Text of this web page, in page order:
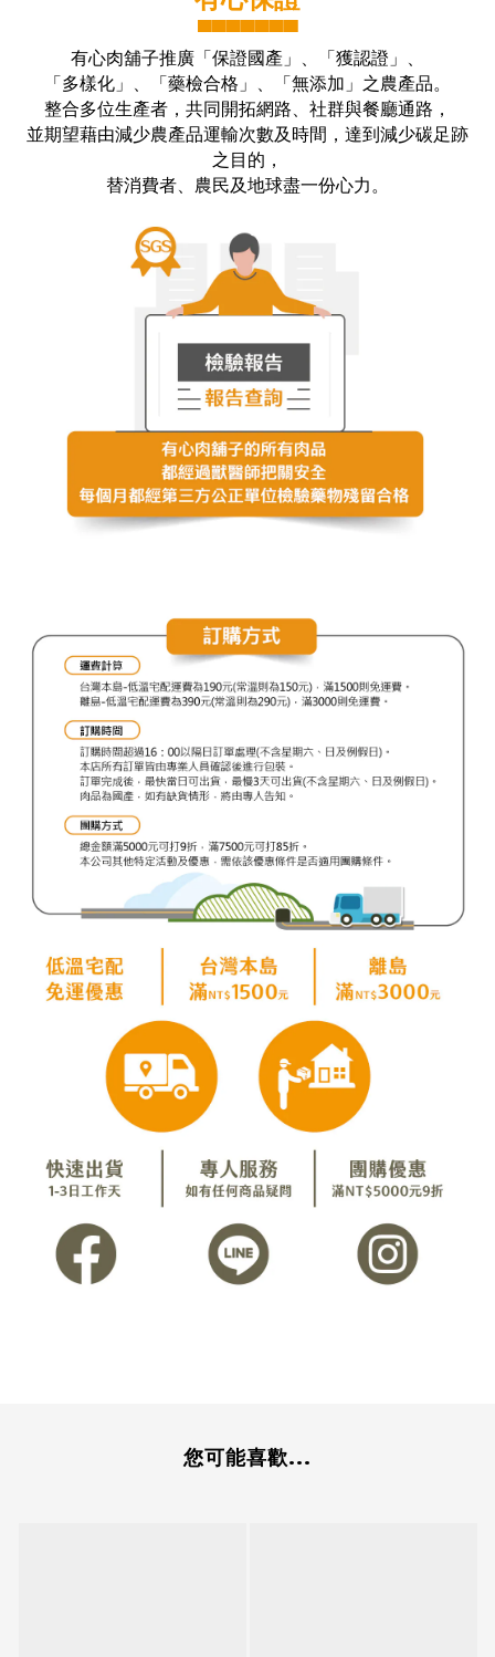
▀▀▀▀▀▀▀
有心肉舖子推廣「保證國產」、「獲認證」、
「多樣化」、「藥檢合格」、「無添加」之農產品。
整合多位生產者，共同開拓網路、社群與餐廳通路，
並期望藉由減少農產品運輸次數及時間，達到減少碳足跡
之目的，
替消費者、農民及地球盡一份心力。
您可能喜歡...